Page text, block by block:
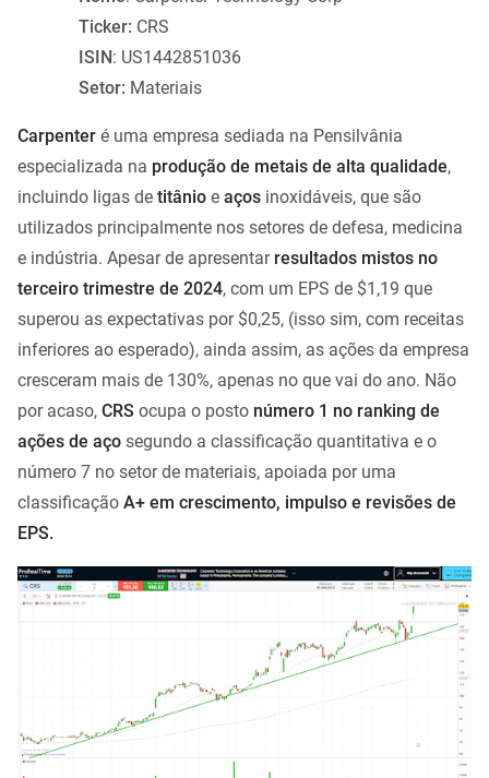
Ticker: CRS
ISIN: US1442851036
Setor: Materiais
Carpenter é uma empresa sediada na Pensilvânia
especializada na produção de metais de alta qualidade,
incluindo ligas de titânio e aços inoxidáveis, que são
utilizados principalmente nos setores de defesa, medicina
e indústria. Apesar de apresentar resultados mistos no
terceiro trimestre de 2024, com um EPS de $1,19 que
superou as expectativas por $0,25, (isso sim, com receitas
inferiores ao esperado), ainda assim, as ações da empresa
cresceram mais de 130%, apenas no que vai do ano. Não
por acaso, CRS ocupa o posto número 1 no ranking de
ações de aço segundo a classificação quantitativa e o
número 7 no setor de materiais, apoiada por uma
classificação A+ em crescimento, impulso e revisões de
EPS.